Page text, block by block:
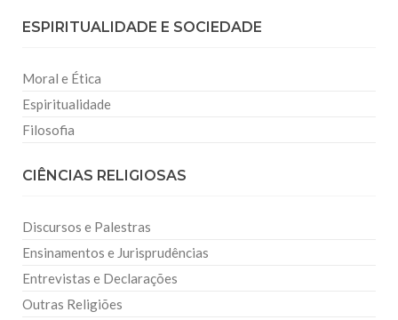
ESPIRITUALIDADE E SOCIEDADE
Moral e Ética
Espiritualidade
Filosofia
CIÊNCIAS RELIGIOSAS
Discursos e Palestras
Ensinamentos e Jurisprudências
Entrevistas e Declarações
Outras Religiões